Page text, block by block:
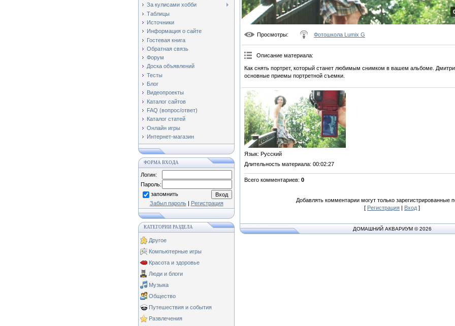
За кулисами хобби
Таблицы
Источники
Информация о сайте
Гостевая книга
Обратная связь
Форум
Доска объявлений
Тесты
Блог
Видеопроекты
Каталог сайтов
FAQ (вопрос/ответ)
Каталог статей
Онлайн игры
Интернет-магазин
ФОРМА ВХОДА
Логин:
Пароль:
запомнить
Забыл пароль| Регистрация
КАТЕГОРИИ РАЗДЕЛА
Другое
Компьютерные игры
Красота и здоровье
Люди и блоги
Музыка
Общество
Путешествия и события
Развлечения
Просмотры: Фотошкола Lumix G
Описание материала:
Как снять портрет, который станет любимым снимком в вашем альбоме.
основные приемы портретной съемки.
Язык: Русский
Длительность материала: 00:02:27
Всего комментариев: 0
Добавлять комментарии могут только зарегистрированные
[ Регистрация | Вход ]
ДОМАШНИЙ АКВАРИУМ © 2026